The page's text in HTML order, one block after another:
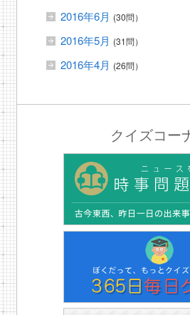
2016年6月 (30問）
2016年5月 (31問）
2016年4月 (26問）
クイズコー